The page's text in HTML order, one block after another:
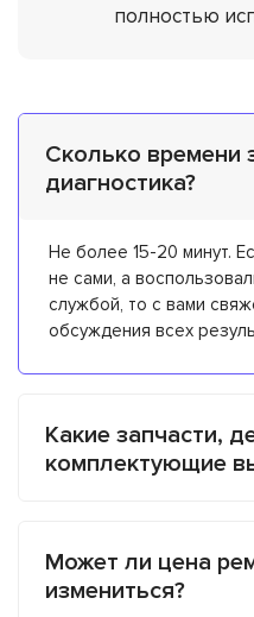
полностью
Сколько времени
диагностика?
Не более 15-20 минут.
не сами, а
службой, то с вами
обсуждения всех
Какие запчасти,
комплектующие
Может ли цена
измениться?